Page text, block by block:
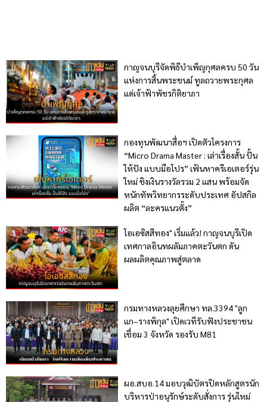
กาญจนบุรีจัดพิธีบำเพ็ญกุศลครบ 50 วัน
แห่งการสิ้นพระชนม์ ทูลถวายพระกุศล
แด่เจ้าฟ้าพัชรกิติยาภา
กองทุนพัฒนาสื่อฯ เปิดตัวโครงการ
“Micro Drama Master : เล่าเรื่องสั้น ปั้น
ให้ปัง แบบมือโปร” เฟ้นหาครีเอเตอร์รุ่น
ใหม่ ชิงเงินรางวัลรวม 2 แสน พร้อมจัด
หนักทัพวิทยากรระดับประเทศ อัปสกิล
ผลิต “ละครแนวตั้ง”
โอเอซิสสีทอง" เริ่มแล้ว! กาญจนบุรีเปิด
เทศกาลอินทผลัมภาคตะวันตก ดัน
ผลผลิตคุณภาพสู่ตลาด
กรมทางหลวงลุยศึกษา ทล.3394 "ลูก
แก–รางพิกุล" เปิดเวทีรับฟังประชาชน
เชื่อม 3 จังหวัด รองรับ M81
ผอ.สบอ.14 มอบวุฒิบัตรปิดหลักสูตรนัก
บริหารป่าอนุรักษ์ระดับสั่งการ รุ่นใหม่